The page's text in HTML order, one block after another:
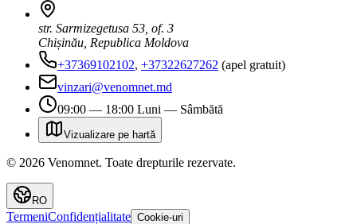
str. Sarmizegetusa 53, of. 3
Chișinău, Republica Moldova
+37369102102, +37322627262 (apel gratuit)
vinzari@venomnet.md
09:00 — 18:00 Luni — Sâmbătă
Vizualizare pe hartă
© 2026 Venomnet. Toate drepturile rezervate.
RO
TermeniConfidențialitate Cookie-uri